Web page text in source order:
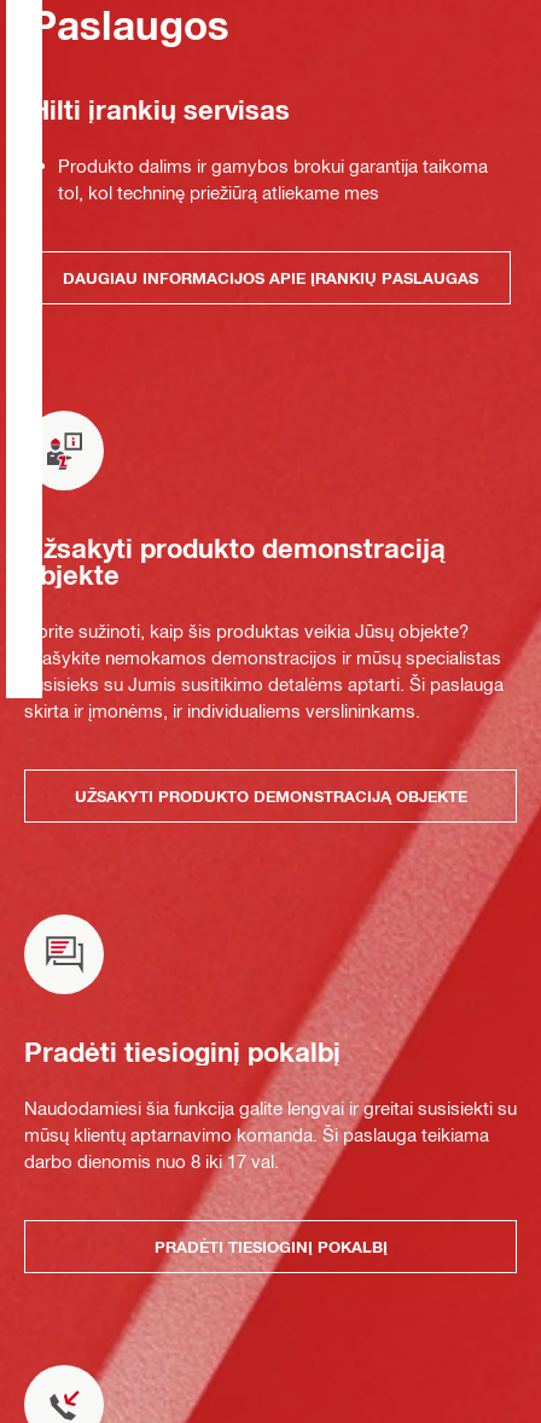
Paslaugos
Hilti įrankių servisas
Produkto dalims ir gamybos brokui garantija taikoma
tol, kol techninę priežiūrą atliekame mes
DAUGIAU INFORMACIJOS APIE ĮRANKIŲ PASLAUGAS
Užsakyti produkto demonstraciją
objekte
Norite sužinoti, kaip šis produktas veikia Jūsų objekte?
Prašykite nemokamos demonstracijos ir mūsų specialistas
susisieks su Jumis susitikimo detalėms aptarti. Ši paslauga
skirta ir įmonėms, ir individualiems verslininkams.
UŽSAKYTI PRODUKTO DEMONSTRACIJĄ OBJEKTE
Pradėti tiesioginį pokalbį
Naudodamiesi šia funkcija galite lengvai ir greitai susisiekti su
mūsų klientų aptarnavimo komanda. Ši paslauga teikiama
darbo dienomis nuo 8 iki 17 val.
PRADĖTI TIESIOGINĮ POKALBĮ